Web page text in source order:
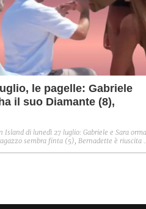
le pagelle: Gabriele
il suo Diamante (8),
di lunedì 27 luglio: Gabriele e Sara
sembra finta (5), Bernadette è riuscita